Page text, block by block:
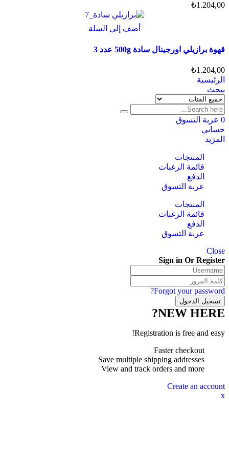
لهذا
₺1.204,00
أضف إلى السلة
قهوة برازيلي اورجينال سادة 500g عدد 3
₺1.204,00
الرئيسية
يبحث
0 عربة التسوق
حسابي
المزيد
المنتجات
قائمة الرغبات
الدفع
عربة التسوق
المنتجات
قائمة الرغبات
الدفع
عربة التسوق
Close
Sign in Or Register
Forgot your password?
NEW HERE?
Registration is free and easy!
Faster checkout
Save multiple shipping addresses
View and track orders and more
Create an account
x